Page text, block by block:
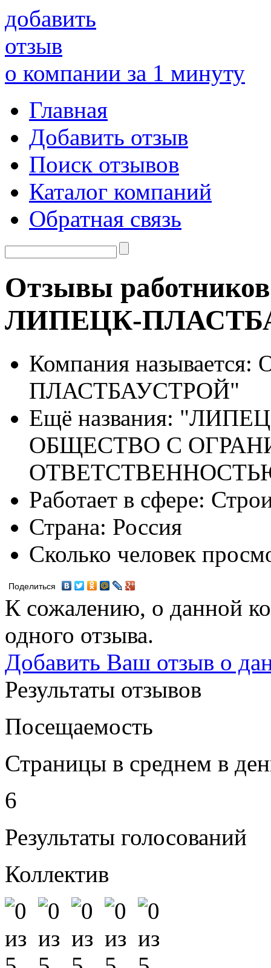
добавить
отзыв
о компании за 1 минуту
Главная
Добавить отзыв
Поиск отзывов
Каталог компаний
Обратная связь
Отзывы
ЛИПЕЦК-
Компания называется:
ПЛАСТБАУСТРОЙ"
Ещё названия:
ОБЩЕСТВО С
Работает в сфере:
Страна: Россия
Сколько человек
Поделиться
К сожалению, о данной
одного отзыва.
Добавить Ваш отзыв о
Результаты отзывов
Посещаемость
Страницы в среднем в
6
Результаты голосований
Коллектив